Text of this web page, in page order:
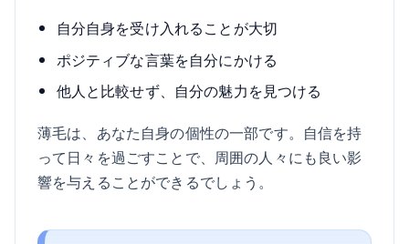
自分自身を受け入れることが大切
ポジティブな言葉を自分にかける
他人と比較せず、自分の魅力を見つける
薄毛は、あなた自身の個性の一部です。自信を持
って日々を過ごすことで、周囲の人々にも良い影
響を与えることができるでしょう。